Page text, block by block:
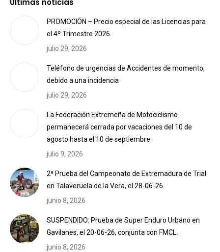
Últimas noticias
PROMOCIÓN – Precio especial de las Licencias para
el 4º Trimestre 2026.
julio 29, 2026
Teléfono de urgencias de Accidentes de momento,
debido a una incidencia
julio 29, 2026
La Federación Extremeña de Motociclismo
permanecerá cerrada por vacaciones del 10 de
agosto hasta el 10 de septiembre.
julio 9, 2026
2ª Prueba del Campeonato de Extremadura de Trial
en Talaveruela de la Vera, el 28-06-26.
junio 8, 2026
SUSPENDIDO: Prueba de Super Enduro Urbano en
Gavilanes, el 20-06-26, conjunta con FMCL.
junio 8, 2026